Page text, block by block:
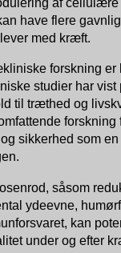
have flere
med kræft.
forskning er
studier har vist
til træthed og
sikkerhed som
såsom
ydeevne,
kan
under og efter